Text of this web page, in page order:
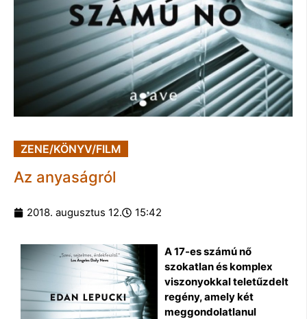
ZENE/KÖNYV/FILM
Az anyaságról
2018. augusztus 12. 15:42
A 17-es számú nő
szokatlan és komplex
viszonyokkal teletűzdelt
regény, amely két
meggondolatlanul